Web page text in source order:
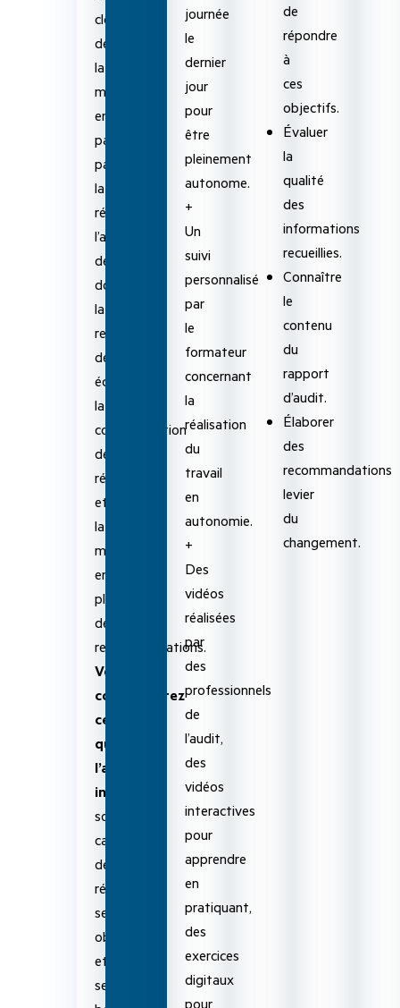
clôture
de
la
mission,
en
passant
par
la
réalisation,
l’analyse
des
données,
la
revue
des
écarts,
la
communication
des
résultats
et
la
mise
en
place
des
recommandations.
Vous
comprendrez
ce
qu’est
l’audit
interne
son
cadre
de
référence,
ses
objectifs
et
ses
journée
le
dernier
jour
pour
être
pleinement
autonome.
+
Un
suivi
personnalisé
par
le
formateur
concernant
la
réalisation
du
travail
en
autonomie.
+
Des
vidéos
réalisées
par
des
professionnels
de
l’audit,
des
vidéos
interactives
pour
apprendre
en
pratiquant,
des
exercices
digitaux
pour
de
répondre
à
ces
objectifs.
Évaluer
la
qualité
des
informations
recueillies.
Connaître
le
contenu
du
rapport
d’audit.
Élaborer
des
recommandations
levier
du
changement.